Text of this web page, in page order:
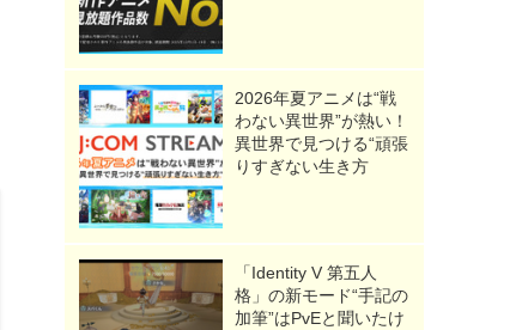
2026年夏アニメは“戦
わない異世界”が熱い！
異世界で見つける“頑張
りすぎない生き方
「Identity V 第五人
格」の新モード“手記の
加筆”はPvEと聞いたけ